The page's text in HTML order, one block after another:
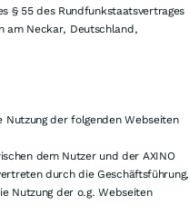
§ 55 des Rundfunkstaatsvertrages
am Neckar, Deutschland,
Nutzung der folgenden Webseiten
dem Nutzer und der AXINO
durch die Geschäftsführung,
Nutzung der o.g. Webseiten